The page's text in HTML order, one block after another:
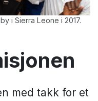
i Sierra Leone i 2017.
med takk for et